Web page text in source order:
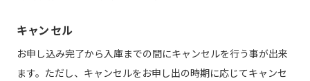
キャンセル
お申し込み完了から入庫までの間にキャンセルを行う事が出来
ます。ただし、キャンセルをお申し出の時期に応じてキャンセ